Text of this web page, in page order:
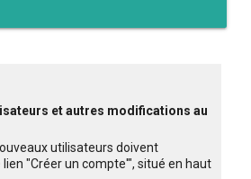
et autres modifications au
utilisateurs doivent
"Créer un compte'", situé en haut